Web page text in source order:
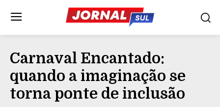
Carnaval Encantado:
quando a imaginação se
torna ponte de inclusão